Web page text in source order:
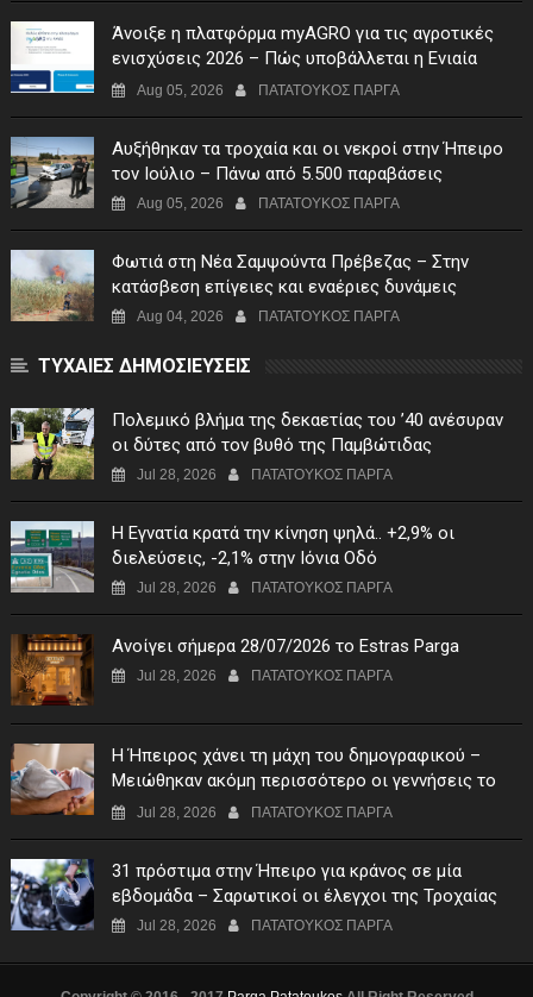
Άνοιξε η πλατφόρμα myAGRO για τις αγροτικές
ενισχύσεις 2026 – Πώς υποβάλλεται η Ενιαία
Αίτηση Ενίσχυσης
Aug 05, 2026 ΠΑΤΑΤΟΥΚΟΣ ΠΑΡΓΑ
Αυξήθηκαν τα τροχαία και οι νεκροί στην Ήπειρο
τον Ιούλιο – Πάνω από 5.500 παραβάσεις
Aug 05, 2026 ΠΑΤΑΤΟΥΚΟΣ ΠΑΡΓΑ
Φωτιά στη Νέα Σαμψούντα Πρέβεζας – Στην
κατάσβεση επίγειες και εναέριες δυνάμεις
Aug 04, 2026 ΠΑΤΑΤΟΥΚΟΣ ΠΑΡΓΑ
ΤΥΧΑΙΕΣ ΔΗΜΟΣΙΕΥΣΕΙΣ
Πολεμικό βλήμα της δεκαετίας του ’40 ανέσυραν
οι δύτες από τον βυθό της Παμβώτιδας
Jul 28, 2026 ΠΑΤΑΤΟΥΚΟΣ ΠΑΡΓΑ
Η Εγνατία κρατά την κίνηση ψηλά.. +2,9% οι
διελεύσεις, -2,1% στην Ιόνια Οδό
Jul 28, 2026 ΠΑΤΑΤΟΥΚΟΣ ΠΑΡΓΑ
Ανοίγει σήμερα 28/07/2026 το Estras Parga
Jul 28, 2026 ΠΑΤΑΤΟΥΚΟΣ ΠΑΡΓΑ
Η Ήπειρος χάνει τη μάχη του δημογραφικού –
Μειώθηκαν ακόμη περισσότερο οι γεννήσεις το
πρώτο τρίμηνο του 2026
Jul 28, 2026 ΠΑΤΑΤΟΥΚΟΣ ΠΑΡΓΑ
31 πρόστιμα στην Ήπειρο για κράνος σε μία
εβδομάδα – Σαρωτικοί οι έλεγχοι της Τροχαίας
Jul 28, 2026 ΠΑΤΑΤΟΥΚΟΣ ΠΑΡΓΑ